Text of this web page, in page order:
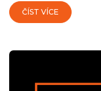
ČÍST VÍCE